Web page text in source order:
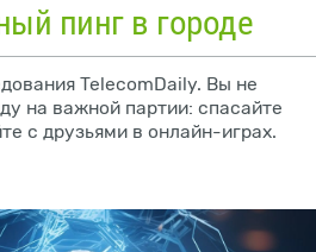
пинг в городе
TelecomDaily. Вы не
на важной партии: спасайте
с друзьями в онлайн-играх.